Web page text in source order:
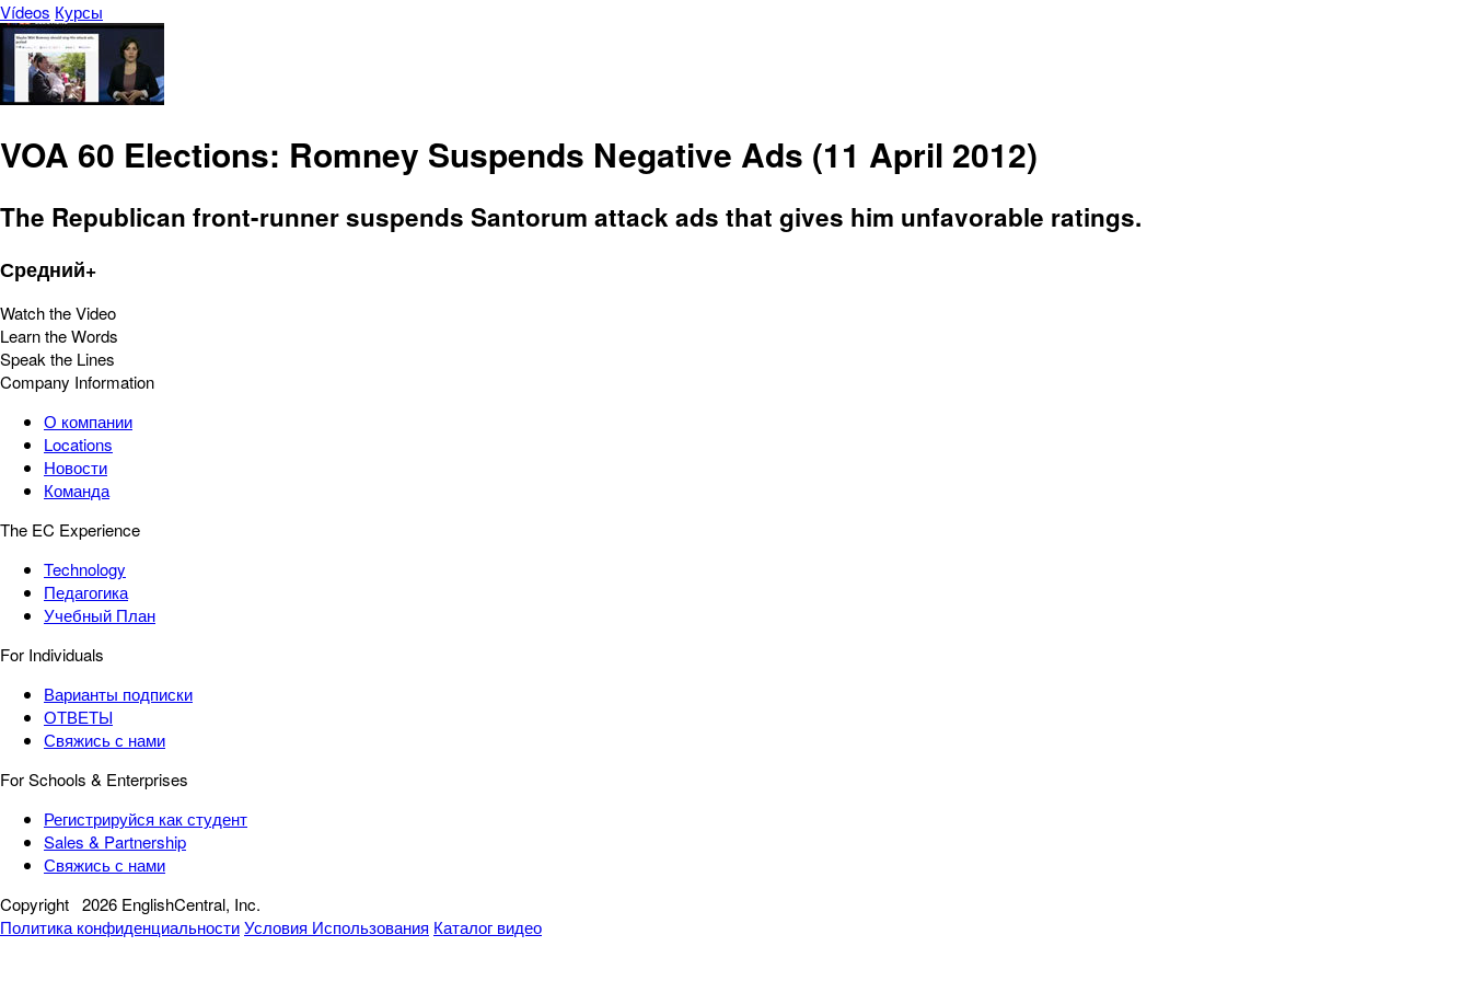
Vídeos Курсы
VOA 60 Elections: Romney Suspends Negative Ads (11 April 2012)
The Republican front-runner suspends Santorum attack ads that gives him unfavorable ratings.
Средний+
Watch the Video
Learn the Words
Speak the Lines
Company Information
О компании
Locations
Новости
Команда
The EC Experience
Technology
Педагогика
Учебный План
For Individuals
Варианты подписки
ОТВЕТЫ
Свяжись с нами
For Schools & Enterprises
Регистрируйся как студент
Sales & Partnership
Свяжись с нами
Copyright 2026 EnglishCentral, Inc.
Политика конфиденциальностиУсловия Использования Каталог видео